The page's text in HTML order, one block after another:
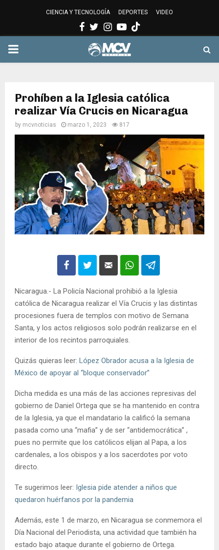
CIENCIA Y TECNOLOGÍA DEPORTES VIDEO
Facebook
Twitter
Instagram
Youtube
PRIMARY
Prohíben a la Iglesia católica
realizar Vía Crucis en Nicaragua
by mcvnoticias marzo 1, 2023 817
Nicaragua.- La Policía Nacional prohibió a la Iglesia
católica de Nicaragua realizar el Vía Crucis y las distintas
procesiones fuera de templos con motivo de Semana
Santa, y los actos religiosos solo podrán realizarse en el
interior de los recintos parroquiales.
Quizás quieras leer: López Obrador acusa a la Iglesia de
México de apoyar al “bloque conservador”
Dicha medida es una más de las acciones represivas del
gobierno de Daniel Ortega que se ha mantenido en contra
de la Iglesia, ya que el mandatario la calificó la semana
pasada como una “mafia” y de ser “antidemocrática” ,
pues no permite que los católicos elijan al Papa, a los
cardenales, a los obispos y a los sacerdotes por voto
directo.
Te sugerimos leer: Iglesia pide atender a niños que
quedaron huérfanos por la pandemia
Además, este 1 de marzo, en Nicaragua se conmemora el
Día Nacional del Periodista, una actividad que también ha
estado bajo ataque durante el gobierno de Ortega.